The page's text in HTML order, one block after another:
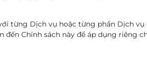
từng Dịch vụ hoặc từng phần Dịch
đến Chính sách này để áp dụng riêng